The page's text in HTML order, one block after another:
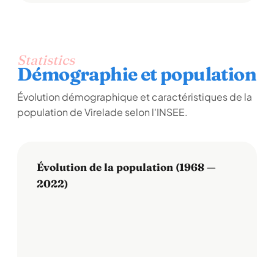
Statistics
Démographie et population
Évolution démographique et caractéristiques de la
population de Virelade selon l'INSEE.
Évolution de la population (1968 —
2022)